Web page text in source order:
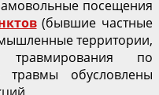
посещения
(бывшие частные
территории,
по
травмы обусловлены